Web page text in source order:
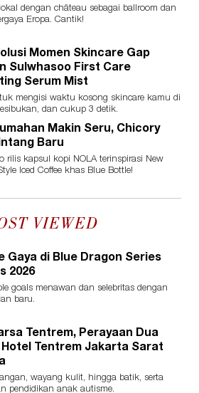
dengan château sebagai ballroom dan
Eropa. Cantik!
Momen Skincare Gap
Sulwhasoo First Care
Serum Mist
mengisi waktu kosong skincare kamu di
dan cukup 3 detik.
Makin Seru, Chicory
Baru
rilis kapsul kopi NOLA terinspirasi New
Iced Coffee khas Blue Bottle!
VIEWED
Gaya di Blue Dragon Series
2026
goals menawan dan selebritas dengan
baru.
Tentrem, Perayaan Dua
Hotel Tentrem Jakarta Sarat
wayang kulit, hingga batik, serta
pendidikan anak autisme.